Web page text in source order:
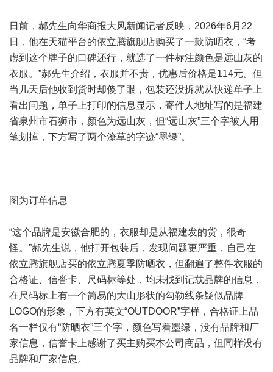
日前，郝先生向华商报大风新闻记者反映，2026年6月22
日，他在天猫平台的依立腾旗舰店购买了一款防晒衣，“考
虑到这个牌子的口碑还行，就选了一件标注颜色是远山灰的
衣服。”郝先生介绍，衣服并不贵，优惠后价格是114元。但
当几天后他收到货时却傻了眼，包装还没拆就从快递单子上
看出问题，单子上打印的信息显示，寄件人地址写的是福建
省泉州市石狮市，颜色为远山灰，但“远山灰”三个字被人用
笔划掉，下方写了两个潦草的字迹“墨绿”。
图为订单信息
“这个品牌是安徽合肥的，衣服却是从福建发的货，很奇
怪。”郝先生说，他打开包装后，发现问题更严重，自己在
依立腾旗舰店买的依立腾夏季防晒衣，但翻遍了整件衣服的
合格证、信誉卡、尺码标等处，均未找到记载品牌的信息，
在尺码标上有一个简易的大山形状的勾勒线条疑似品牌
LOGO的形象，下方有英文“OUTDOOR”字样，合格证上品
名一栏仅有“防晒衣”三个字，颜色写着墨绿，没有品牌和厂
家信息，信誉卡上感谢了买主购买本公司商品，但同样没有
品牌和厂家信息。